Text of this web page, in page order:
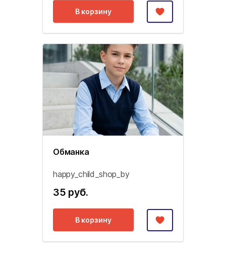
В корзину
Обманка
happy_child_shop_by
35 руб.
В корзину